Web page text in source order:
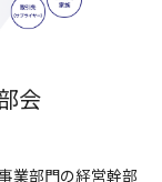
会
業部門の経営幹部